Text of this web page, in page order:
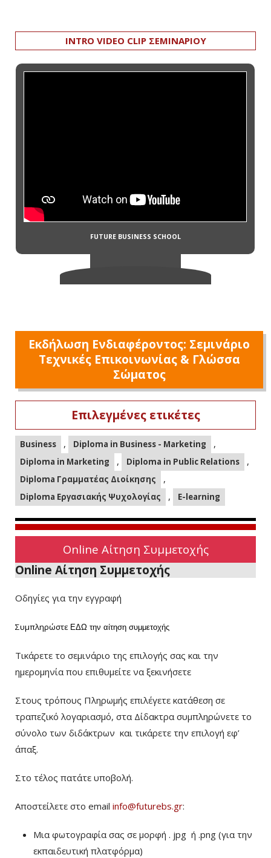
INTRO VIDEO CLIP ΣΕΜΙΝΑΡΙΟΥ
Εκδήλωση Ενδιαφέροντος: Σεμινάριο
Τεχνικές Επικοινωνίας & Γλώσσα
Σώματος
Επιλεγμένες ετικέτες
Business , Diploma in Business - Marketing ,
Diploma in Marketing , Diploma in Public Relations ,
Diploma Γραμματέας Διοίκησης ,
Diploma Εργασιακής Ψυχολογίας , E-learning
Online Αίτηση Συμμετοχής
Online Αίτηση Συμμετοχής
Οδηγίες για την εγγραφή
Συμπληρώστε ΕΔΩ την αίτηση συμμετοχής
Τικάρετε το σεμινάριο της επιλογής σας και την
ημερομηνία που επιθυμείτε να ξεκινήσετε
Στους τρόπους Πληρωμής επιλέγετε κατάθεση σε
τραπεζικό λογαριασμό, στα Δίδακτρα συμπληρώνετε το
σύνολο των διδάκτρων και τικάρετε την επιλογή εφ’
άπαξ.
Στο τέλος πατάτε υποβολή.
Αποστείλετε στο email info@futurebs.gr:
Μια φωτογραφία σας σε μορφή . jpg ή .png (για την
εκπαιδευτική πλατφόρμα)